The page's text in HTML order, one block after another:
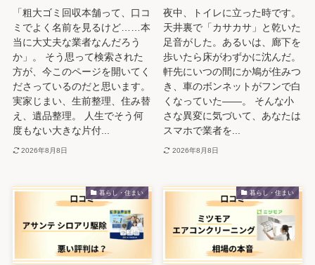
「粗大ゴミ回収本舗って、口コ
ミでよく名前を見るけど……本
当に大丈夫な業者なんだろう
か」。 そう思って検索された
方が、今このページを開いてく
ださっているのだと思います。
実家じまい、生前整理、住み替
え、遺品整理。 人生でそう何
度もない大きな片付...
2026年8月8日
夜中、トイレに立った時です。
天井裏で「カサカサ」と乾いた
足音がした。あるいは、廊下を
歩いたら床がわずかに沈んだ。
軒先にいつの間にか鳩が住みつ
き、車のボンネットがフンで白
くなっていた——。 そんな小
さな異変に気づいて、あなたは
スマホで業者を...
2026年8月8日
暮らし・住まい 暮らし・住まい